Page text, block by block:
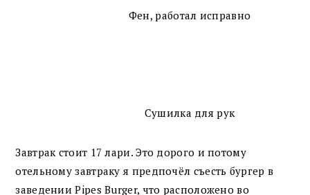
Фен, работал исправно
Сушилка для рук
Завтрак стоит 17 лари. Это дорого и потому
отельному завтраку я предпочёл съесть бургер в
заведении Pipes Burger, что расположено во